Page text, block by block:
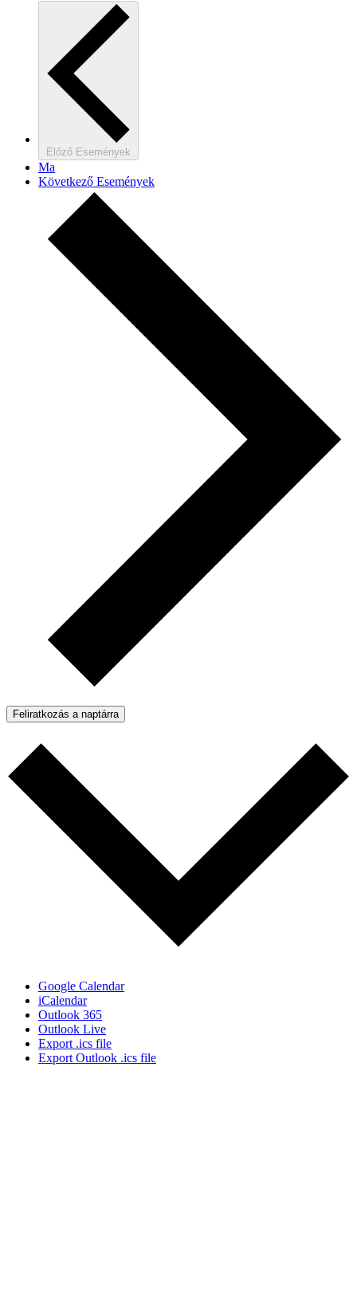
Előző Események
Ma
Következő Események
Feliratkozás a naptárra
Google Calendar
iCalendar
Outlook 365
Outlook Live
Export .ics file
Export Outlook .ics file